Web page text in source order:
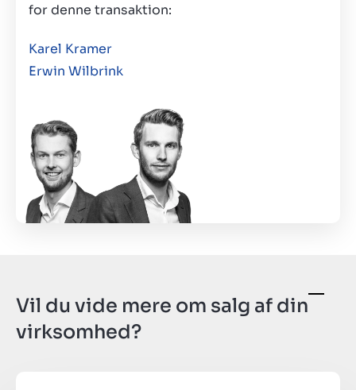
for denne transaktion:
Karel Kramer
Erwin Wilbrink
Vil du vide mere om salg af din
virksomhed?